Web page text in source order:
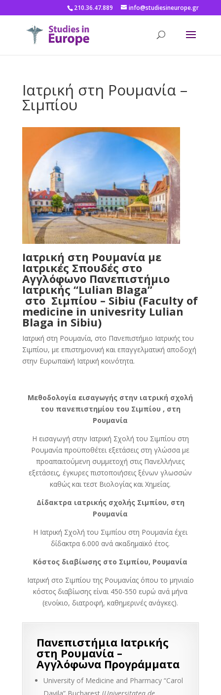
210.36.47.889 info@studiesineurope.gr
Ιατρική στη Ρουμανία –
Σιμπίου
Ιατρική στη Ρουμανία με
Ιατρικές Σπουδές στο
Αγγλόφωνο Πανεπιστήμιο
Ιατρικής “Lulian Blaga”
στο Σιμπίου – Sibiu (Faculty of
medicine in univesrity Lulian
Blaga in Sibiu)
Ιατρική στη Ρουμανία, στο Πανεπιστήμιο Ιατρικής του
Σιμπίου, με επιστημονική και επαγγελματική αποδοχή
στην Ευρωπαϊκή Ιατρική κοινότητα.
Μεθοδολογία εισαγωγής στην ιατρική σχολή
του πανεπιστημίου του Σιμπίου , στη
Ρουμανία
Η εισαγωγή στην Ιατρική Σχολή του Σιμπίου στη
Ρουμανία προϋποθέτει εξετάσεις στη γλώσσα με
προαπαιτούμενη συμμετοχή στις Πανελλήνιες
εξετάσεις, έγκυρες πιστοποιήσεις ξένων γλωσσών
καθώς και τεστ Βιολογίας και Χημείας.
Δίδακτρα ιατρικής σχολής Σιμπίου, στη
Ρουμανία
Η Ιατρική Σχολή του Σιμπίου στη Ρουμανία έχει
δίδακτρα 6.000 ανά ακαδημαϊκό έτος.
Κόστος διαβίωσης στο Σιμπίου, Ρουμανία
Ιατρική στο Σιμπίου της Ρουμανίας όπου το μηνιαίο
κόστος διαβίωσης είναι 450-550 ευρώ ανά μήνα
(ενοίκιο, διατροφή, καθημερινές ανάγκες).
Πανεπιστήμια Ιατρικής
στη Ρουμανία –
Αγγλόφωνα Προγράμματα
University of Medicine and Pharmacy “Carol